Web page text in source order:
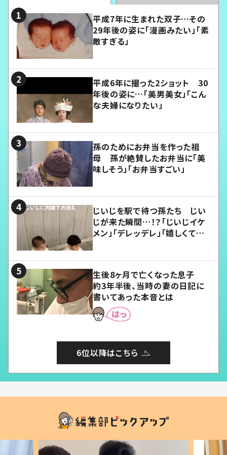
平成7年に生まれた双子…その
29年後の姿に「漫画みたい」「素
敵すぎる」
平成6年に撮った2ショット 30
年後の姿に…「美男美女」「こん
な夫婦になりたい」
孫のためにお弁当を作った祖
母 孫が絶賛したお弁当に「美
味しそう」「お弁当すごい」
じいじを駅で待つ孫たち じい
じが来た瞬間…！？「じいじイケ
メン」「デレッデレ」「嬉しくて可
生後8ヶ月で亡くなった息子
約3年半後、当時の妻の日記に
書いてあった本音とは
6位以降はこちら